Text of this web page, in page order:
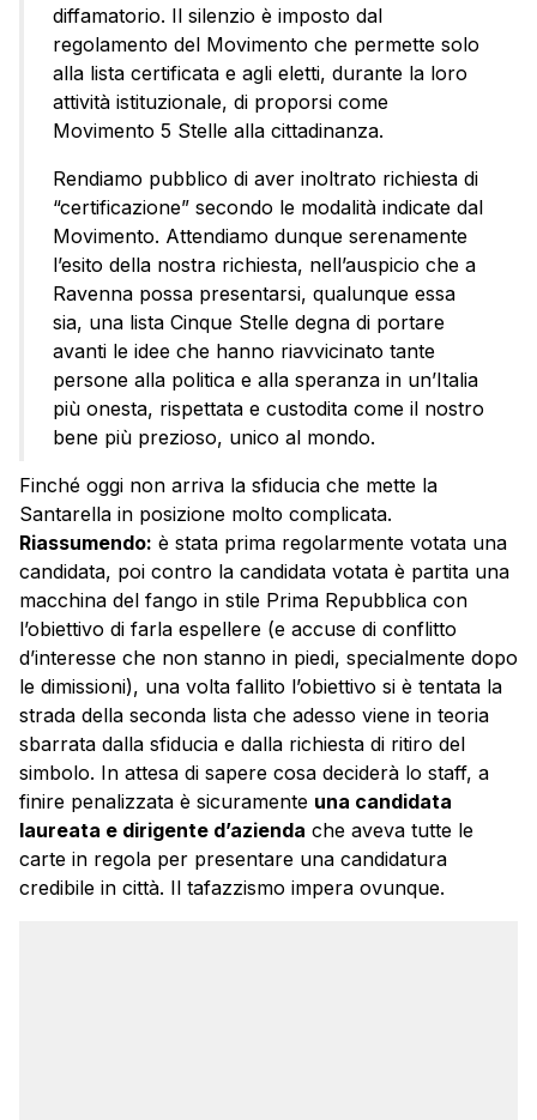
diffamatorio. Il silenzio è imposto dal
regolamento del Movimento che permette solo
alla lista certificata e agli eletti, durante la loro
attività istituzionale, di proporsi come
Movimento 5 Stelle alla cittadinanza.
Rendiamo pubblico di aver inoltrato richiesta di
“certificazione” secondo le modalità indicate dal
Movimento. Attendiamo dunque serenamente
l’esito della nostra richiesta, nell’auspicio che a
Ravenna possa presentarsi, qualunque essa
sia, una lista Cinque Stelle degna di portare
avanti le idee che hanno riavvicinato tante
persone alla politica e alla speranza in un’Italia
più onesta, rispettata e custodita come il nostro
bene più prezioso, unico al mondo.
Finché oggi non arriva la sfiducia che mette la
Santarella in posizione molto complicata.
Riassumendo: è stata prima regolarmente votata una
candidata, poi contro la candidata votata è partita una
macchina del fango in stile Prima Repubblica con
l’obiettivo di farla espellere (e accuse di conflitto
d’interesse che non stanno in piedi, specialmente dopo
le dimissioni), una volta fallito l’obiettivo si è tentata la
strada della seconda lista che adesso viene in teoria
sbarrata dalla sfiducia e dalla richiesta di ritiro del
simbolo. In attesa di sapere cosa deciderà lo staff, a
finire penalizzata è sicuramente una candidata
laureata e dirigente d’azienda che aveva tutte le
carte in regola per presentare una candidatura
credibile in città. Il tafazzismo impera ovunque.